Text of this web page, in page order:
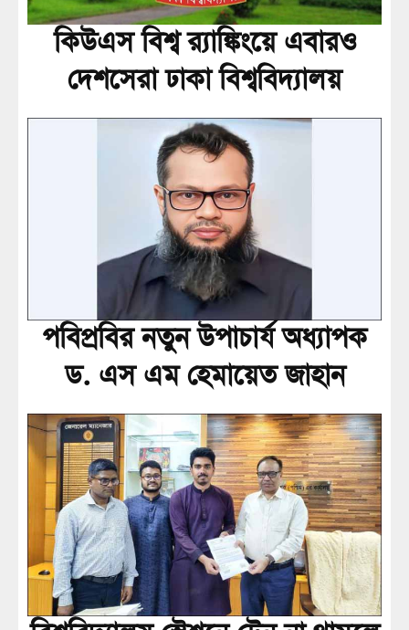
কিউএস বিশ্ব র‍্যাঙ্কিংয়ে এবারও
দেশসেরা ঢাকা বিশ্ববিদ্যালয়
পবিপ্রবির নতুন উপাচার্য অধ্যাপক
ড. এস এম হেমায়েত জাহান